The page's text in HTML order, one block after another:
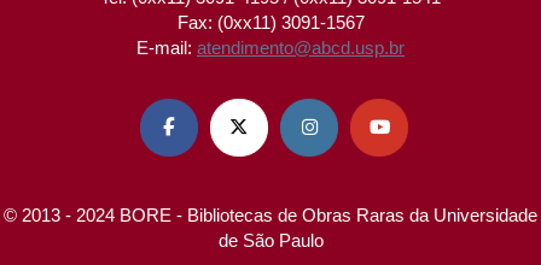
Fax: (0xx11) 3091-1567
E-mail: atendimento@abcd.usp.br
   
© 2013 - 2024 BORE - Bibliotecas de Obras Raras da Universidade
de São Paulo